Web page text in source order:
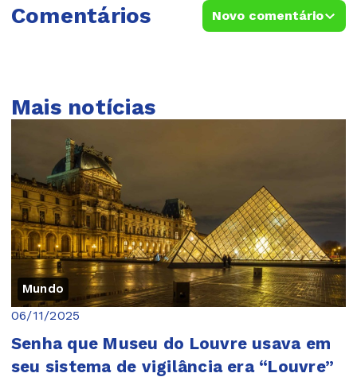
Comentários Novo comentário
Mais notícias
Mundo
06/11/2025
Senha que Museu do Louvre usava em
seu sistema de vigilância era “Louvre”